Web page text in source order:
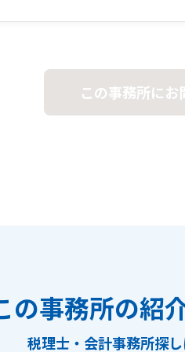
この事務所にお
の事務所の紹
税理士・会計事務所探